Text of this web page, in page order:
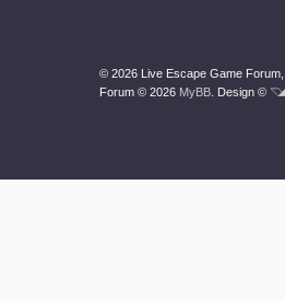
© 2026 Live Escape Game Forum,
Forum © 2026 MyBB Design ©